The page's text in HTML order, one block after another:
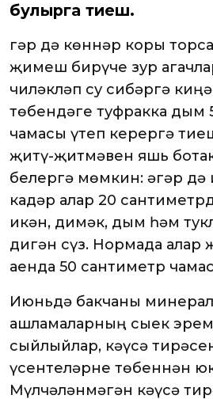
булырга тиеш.
Әгәр дә көннәр коры
җимеш бирүче зур
чиләкләп су сибәргә
төбендәге туфракка дым
чамасы үтеп керергә
җитү-җитмәвен яшь
белергә мөмкин: әгәр
кадәр алар 20
икән, димәк, дым һәм
дигән сүз. Нормада алар
аенда 50 сантиметр
Июньдә бакчаны
ашламаларның сыек
сыйлыйлар, кәүсә
үсентеләрне төбеннән
Мүлчәләнмәгән кәүсә